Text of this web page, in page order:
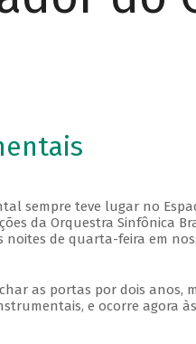
sempre teve lugar no
da Orquestra Sinfônica
noites de quarta-feira em
as portas por dois anos,
e ocorre agora